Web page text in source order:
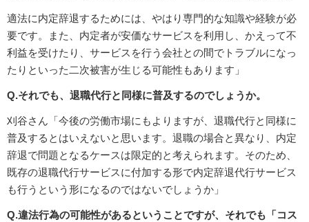
適法に内定辞退するためには、やはり専門的な知識や経験が必
要です。また、内定者が安価なサービスを利用し、かえって不
利益を受けたり、サービスを行う会社との間でトラブルになっ
たりといった二次被害が生じる可能性もあります」
Q.それでも、退職代行と同様に普及するのでしょうか。
刈谷さん「今後の労働市場にもよりますが、退職代行と同様に
普及するとはいえないと思います。退職の場合と異なり、内定
辞退で問題となるケースは限定的と考えられます。そのため、
既存の退職代行サービスに付加する形で内定辞退代行サービス
も行うという形になるのではないでしょうか」
Q.違法行為の可能性があるということですが、それでも「コス